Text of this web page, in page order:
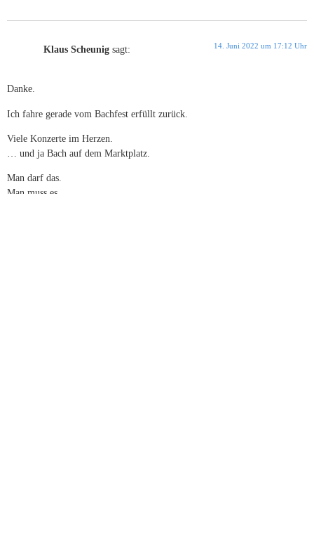
Klaus Scheunig sagt: 14. Juni 2022 um 17:12 Uhr
Danke.
Ich fahre gerade vom Bachfest erfüllt zurück.
Viele Konzerte im Herzen.
… und ja Bach auf dem Marktplatz.
Man darf das.
Man muss es.